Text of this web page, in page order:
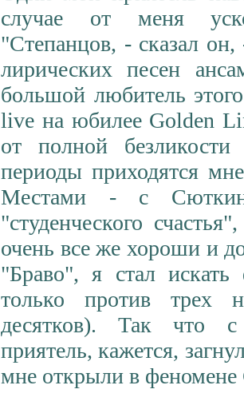
случае от меня
"Степанцов, - сказал он,
лирических песен
большой любитель
live на юбилее Golden
от полной
периоды приходятся
Местами - с
"студенческого
очень все же хороши и
"Браво", я стал
только против трех
десятков). Так что с
приятель, кажется,
мне открыли в